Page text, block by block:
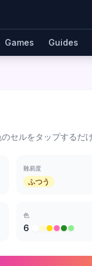
Games Guides
セルをタップするだけ
難易度
ふつう
色
6